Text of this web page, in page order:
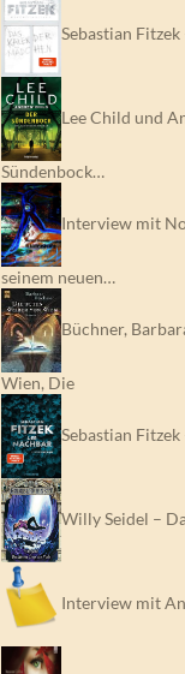
Sebastian
Lee Child und
Sündenbock…
Interview mit
seinem neuen…
Büchner,
Wien, Die
Sebastian
Willy Seidel –
Interview mit